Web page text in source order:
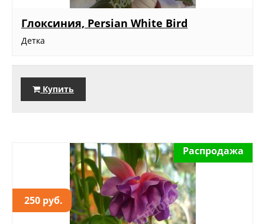
Глоксиния, Persian White Bird
Детка
Купить
250 руб.
Распродажа